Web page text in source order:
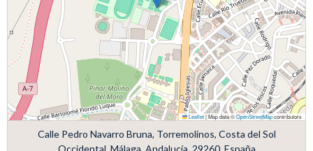
Leaflet|Map data ©OpenStreetMapcontributors
Calle Pedro Navarro Bruna, Torremolinos, Costa del Sol
Occidental, Málaga, Andalucía, 29260, España